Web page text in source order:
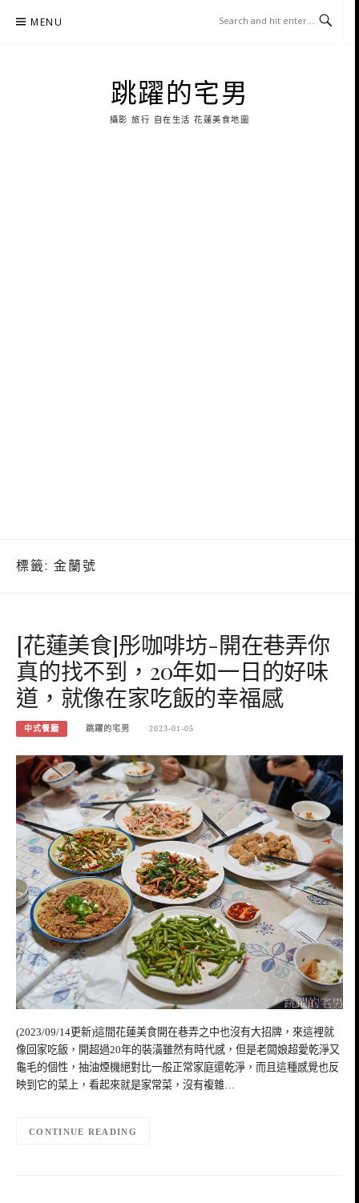
MENU
跳躍的宅男
攝影 旅行 自在生活 花蓮美食地圖
標籤: 金蘭號
[花蓮美食]彤咖啡坊-開在巷弄你
真的找不到，20年如一日的好味
道，就像在家吃飯的幸福感
中式餐廳 跳躍的宅男 2023-01-05
(2023/09/14更新)這間花蓮美食開在巷弄之中也沒有大招牌，來這裡就
像回家吃飯，開超過20年的裝潢雖然有時代感，但是老闆娘超愛乾淨又
龜毛的個性，抽油煙機絕對比一般正常家庭還乾淨，而且這種感覺也反
映到它的菜上，看起來就是家常菜，沒有複雜…
CONTINUE READING